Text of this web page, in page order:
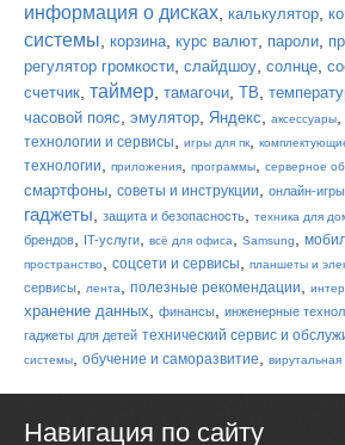
информация о дисках калькулятор
системы корзина курс валют пароли
регулятор громкости слайдшоу солнце
счетчик таймер тамагочи ТВ
часовой пояс эмулятор Яндекс аксессуары
технологии и сервисы
игры для пк
технологии
приложения программы серверное
смартфоны советы и инструкции онлайн-игры
гаджеты
защита и безопасность техника для
брендов
IT-услуги всё для офиса Samsung
пространство
соцсети и сервисы планшеты и
сервисы
лента полезные рекомендации
хранение данных финансы инженерные
гаджеты для детей технический сервис и
системы
обучение и саморазвитие
Навигация по сайту